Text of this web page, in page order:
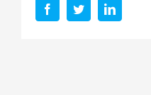
FacebookTwitterLinkedIn